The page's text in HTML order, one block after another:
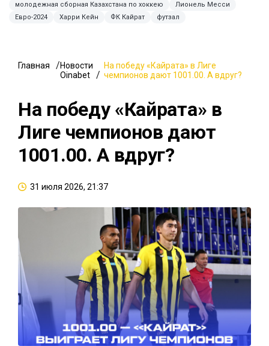
молодежная сборная Казахстана по хоккею
Лионель Месси
Евро-2024
Харри Кейн ФК Кайрат футзал
Главная
Новости
Oinabet
На победу «Кайрата» в Лиге
чемпионов дают 1001.00. А вдруг?
На победу «Кайрата» в
Лиге чемпионов дают
1001.00. А вдруг?
31 июля 2026, 21:37